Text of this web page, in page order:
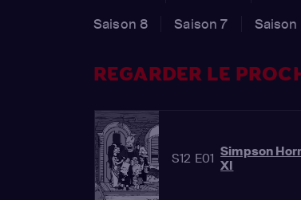
Saison 8
Saison 7 Saison
REGARDER LE
S12 E01 Simpson
XI